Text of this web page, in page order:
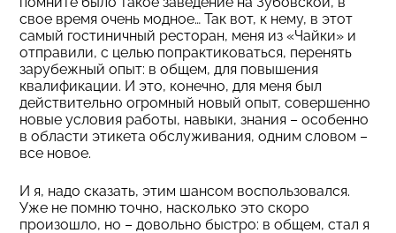
свое время очень модное… Так вот, к нему, в этот
самый гостиничный ресторан, меня из «Чайки» и
отправили, с целью попрактиковаться, перенять
зарубежный опыт: в общем, для повышения
квалификации. И это, конечно, для меня был
действительно огромный новый опыт, совершенно
новые условия работы, навыки, знания – особенно
в области этикета обслуживания, одним словом –
все новое.
И я, надо сказать, этим шансом воспользовался.
Уже не помню точно, насколько это скоро
произошло, но – довольно быстро: в общем, стал я